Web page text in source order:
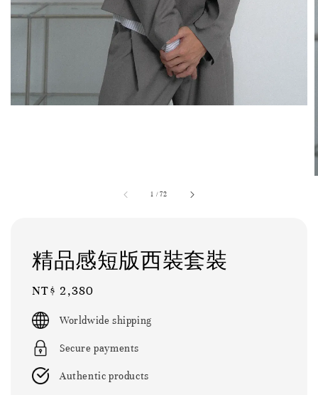
1 /72
精品感短版西裝套裝
Regular
price
NT$ 2,380
Worldwide shipping
Secure payments
Authentic products